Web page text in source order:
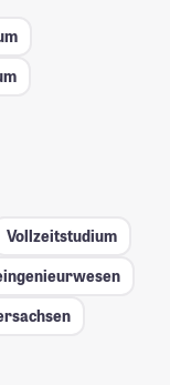
Vollzeitstudium